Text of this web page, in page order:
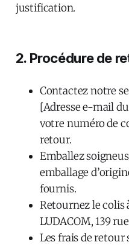
justification.
2. Procédure de
Contactez notre
[Adresse e-mail
votre numéro de
retour.
Emballez
emballage
fournis.
Retournez le colis
LUDACOM, 139
Les frais de retour